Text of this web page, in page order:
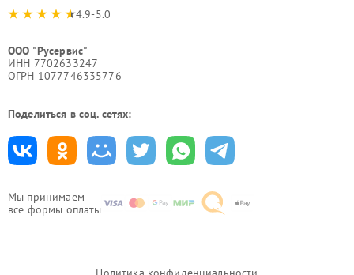
Мы принимаем
все формы оплаты
4.9-5.0
ООО "Русервис"
ИНН 7702633247
ОГРН 1077746335776
Поделиться в соц. сетях: